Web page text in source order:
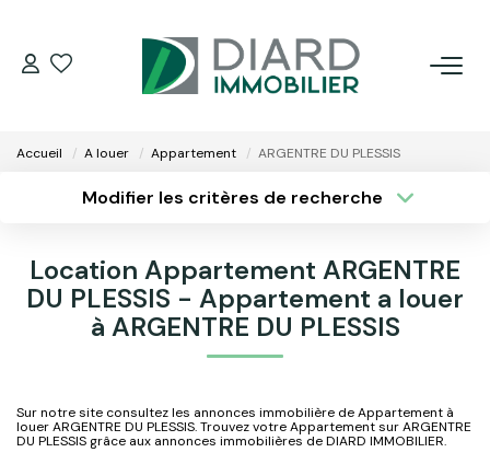
FAIRE GÉRER SON BIEN
NOS AGENCES
Accueil A louer Appartement ARGENTRE DU PLESSIS
Modifier les critères de recherche
Sélectionnez...
Type de bien
Surface min
Location Appartement ARGENTRE
DU PLESSIS - Appartement a louer
à ARGENTRE DU PLESSIS
Sur notre site consultez les annonces immobilière de Appartement à
louer ARGENTRE DU PLESSIS. Trouvez votre Appartement sur ARGENTRE
DU PLESSIS grâce aux annonces immobilières de DIARD IMMOBILIER.